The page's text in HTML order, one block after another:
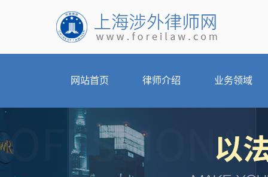
网站首页 律师介绍 业务领域